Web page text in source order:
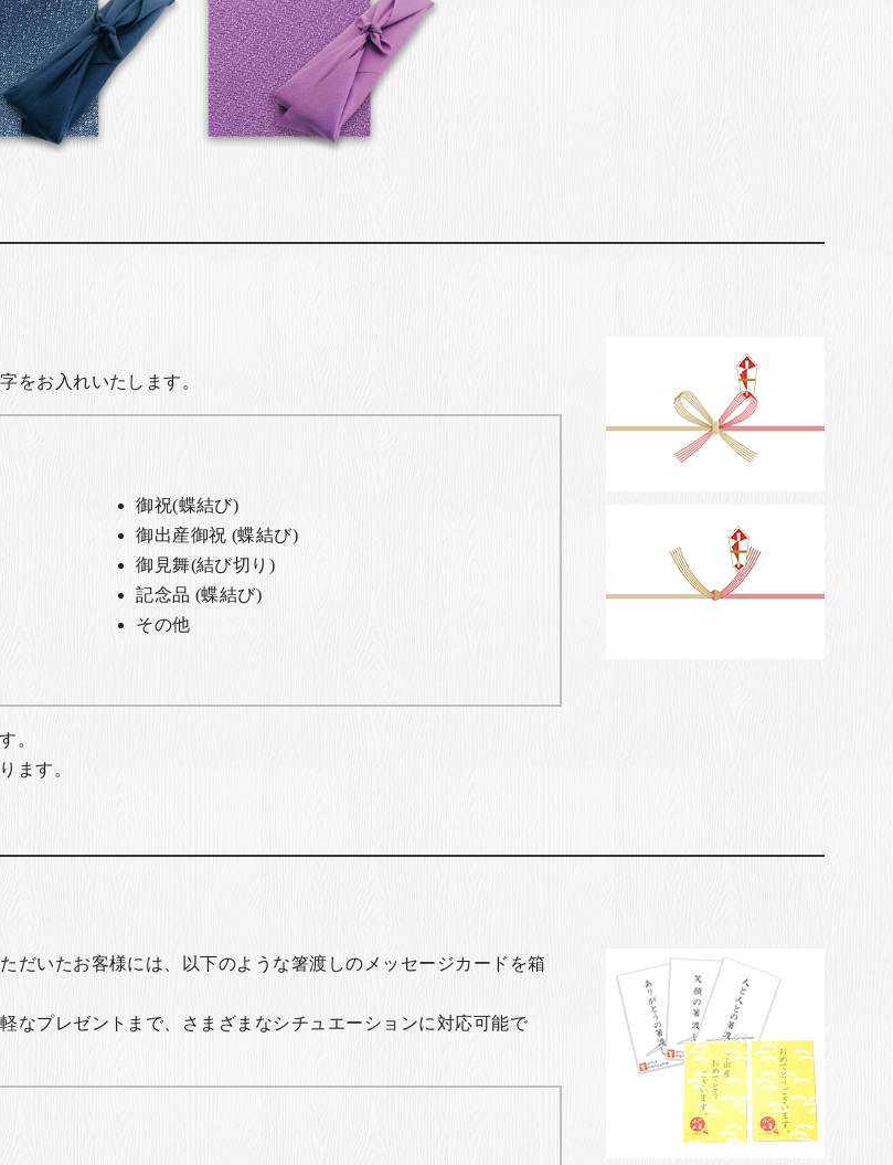
をお入れいたします。
御祝(蝶結び)
御出産御祝 (蝶結び)
御見舞(結び切り)
記念品 (蝶結び)
その他
。
ます。
だいたお客様には、以下のような箸渡しのメッセージカードを箱
なプレゼントまで、さまざまなシチュエーションに対応可能で